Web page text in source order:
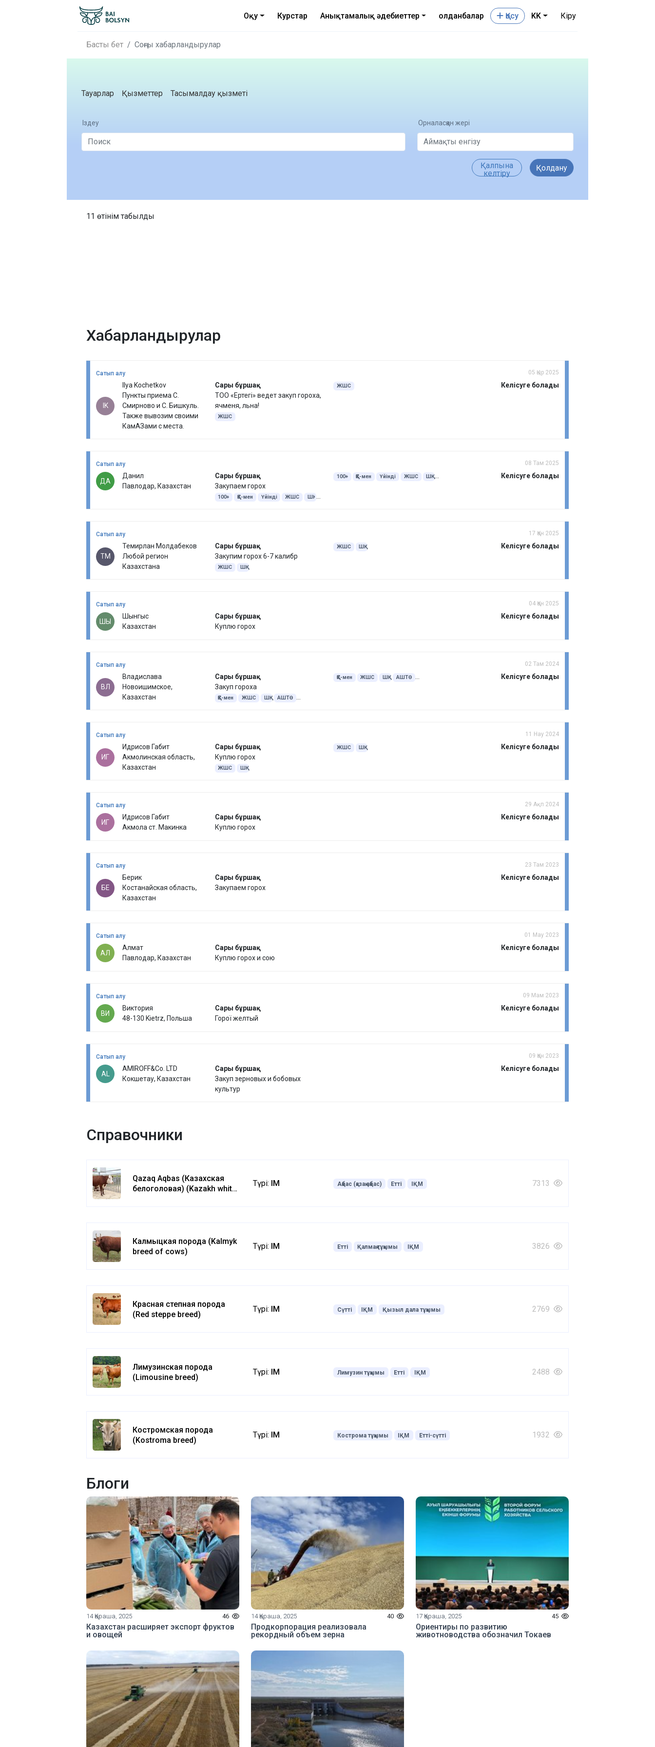
Оқу Курстар Анықтамалық әдебиеттер Қолданбалар Қосу KK Кіру
Басты бет Соңғы хабарландырулар
Тауарлар Қызметтер Тасымалдау қызметі
Іздеу Орналасқан жері
Қалпына
келтіру
Қолдану
11 өтінім табылды
Хабарландырулар
Сатып алу 05 Қыр 2025
IK
Ilya Kochetkov
Пункты приема С.
Смирново и С. Бишкуль.
Также вывозим своими
КамАЗами с места.
Сары бұршақ
ТОО «Ертегi» ведет закуп гороха,
ячменя, льна!
ЖШС
ЖШС Келісуге болады
Сатып алу 08 Там 2025
ДА
Данил
Павлодар, Казахстан
Сары бұршақ
Закупаем горох
100+ ҚҚС-мен Үйінді ЖШС
ШҚ
100+ ҚҚС-мен Үйінді ЖШС
ШҚ
Келісуге болады
Сатып алу 17 Қан 2025
ТМ
Темирлан Молдабеков
Любой регион
Казахстана
Сары бұршақ
Закупим горох 6-7 калибр
ЖШС ШҚ
ЖШС ШҚ Келісуге болады
Сатып алу 04 Қан 2025
ШЫ
Шынгыс
Казахстан
Сары бұршақ
Куплю горох
Келісуге болады
Сатып алу 02 Там 2024
ВЛ
Владислава
Новоишимское,
Казахстан
Сары бұршақ
Закуп гороха
ҚҚС-мен ЖШС ШҚ
АШТӨ
ҚҚС-мен ЖШС ШҚ
АШТӨ
Келісуге болады
Сатып алу 11 Нау 2024
ИГ
Идрисов Габит
Акмолинская область,
Казахстан
Сары бұршақ
Куплю горох
ЖШС ШҚ
ЖШС ШҚ Келісуге болады
Сатып алу 29 Ақп 2024
ИГ
Идрисов Габит
Акмола ст. Макинка
Сары бұршақ
Куплю горох
Келісуге болады
Сатып алу 23 Там 2023
БЕ
Берик
Костанайская область,
Казахстан
Сары бұршақ
Закупаем горох
Келісуге болады
Сатып алу 01 Мау 2023
АЛ
Алмат
Павлодар, Казахстан
Сары бұршақ
Куплю горох и сою
Келісуге болады
Сатып алу 09 Мам 2023
ВИ
Виктория
48-130 Kietrz, Польша
Сары бұршақ
Горої желтый
Келісуге болады
Сатып алу 09 Қан 2023
AL
AMIROFF&Co. LTD
Кокшетау, Казахстан
Сары бұршақ
Закуп зерновых и бобовых
культур
Келісуге болады
Справочники
Qazaq Aqbas (Казахская
белоголовая) (Kazakh white-
Түрі: ІҚМ Ақбас (қазақ ақбас) Етті ІҚМ 7313
Калмыцкая порода (Kalmyk
breed of cows)
Түрі: ІҚМ Етті Қалмақ тұқымы ІҚМ 3826
Красная степная порода
(Red steppe breed)
Түрі: ІҚМ Сүтті ІҚМ Қызыл дала тұқымы 2769
Лимузинская порода
(Limousine breed)
Түрі: ІҚМ Лимузин тұқымы Етті ІҚМ 2488
Костромская порода
(Kostroma breed)
Түрі: ІҚМ Кострома тұқымы ІҚМ Етті-сүтті 1932
Блоги
14 Қараша, 2025 46
Казахстан расширяет экспорт фруктов
и овощей
14 Қараша, 2025 40
Продкорпорация реализовала
рекордный объем зерна
17 Қараша, 2025 45
Ориентиры по развитию
животноводства обозначил Токаев